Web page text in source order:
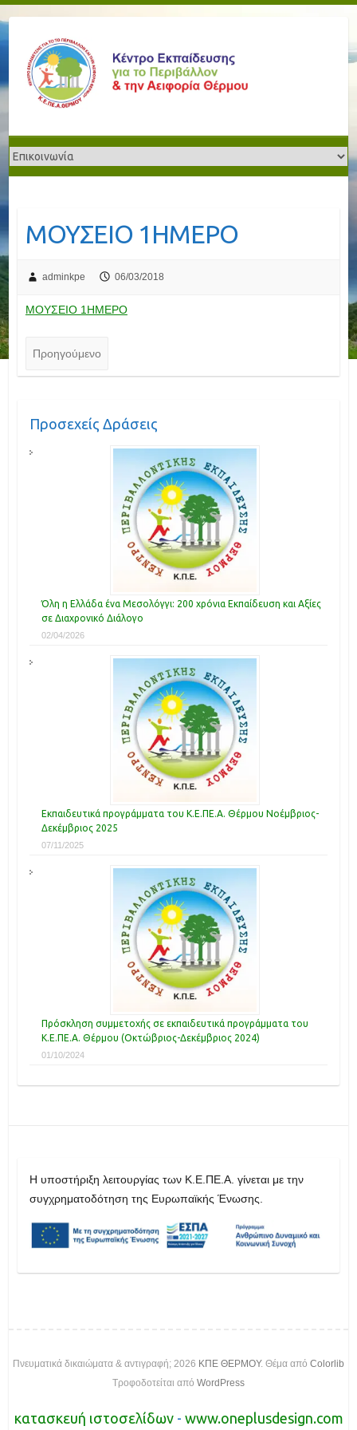
ΜΟΥΣΕΙΟ 1ΗΜΕΡΟ
adminkpe 06/03/2018
ΜΟΥΣΕΙΟ 1ΗΜΕΡΟ
Προηγούμενο
Προσεχείς Δράσεις
Όλη η Ελλάδα ένα Μεσολόγγι: 200 χρόνια Εκπαίδευση και Αξίες
σε Διαχρονικό Διάλογο
02/04/2026
Εκπαιδευτικά προγράμματα του Κ.Ε.ΠΕ.Α. Θέρμου Νοέμβριος-
Δεκέμβριος 2025
07/11/2025
Πρόσκληση συμμετοχής σε εκπαιδευτικά προγράμματα του
Κ.Ε.ΠΕ.Α. Θέρμου (Οκτώβριος-Δεκέμβριος 2024)
01/10/2024
H υποστήριξη λειτουργίας των Κ.Ε.ΠΕ.Α. γίνεται με την
συγχρηματοδότηση της Ευρωπαϊκής Ένωσης.
Πνευματικά δικαιώματα & αντιγραφή; 2026 ΚΠΕ ΘΕΡΜΟΥ. Θέμα από Colorlib
Τροφοδοτείται από WordPress
κατασκευή ιστοσελίδων - www.oneplusdesign.com